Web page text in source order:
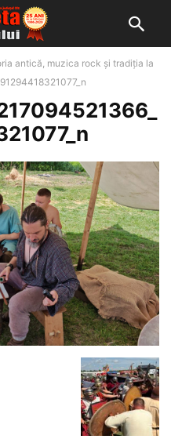
antică, muzica rock și tradiția la